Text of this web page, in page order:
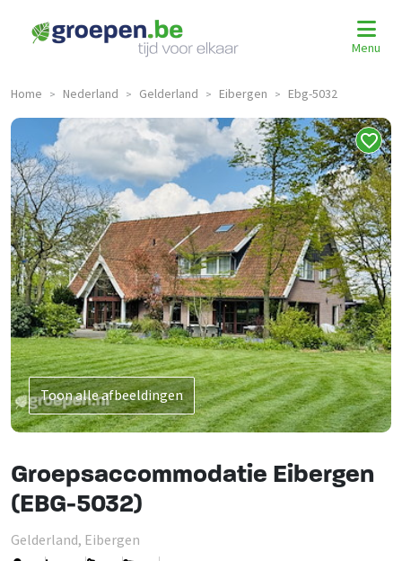
Menu
Home > Nederland > Gelderland > Eibergen > Ebg-5032
Toon alle afbeeldingen
Groepsaccommodatie Eibergen
(EBG-5032)
Gelderland, Eibergen